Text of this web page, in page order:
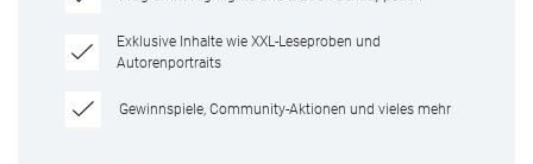
Exklusive Inhalte wie XXL-Leseproben und
Autorenportraits
Gewinnspiele, Community-Aktionen und vieles mehr